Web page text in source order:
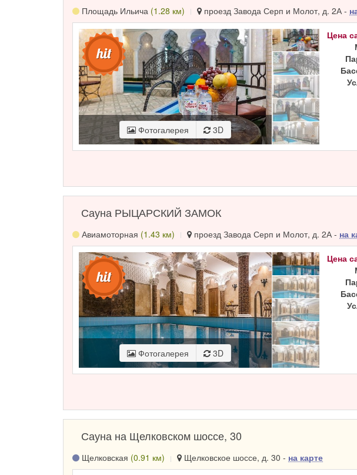
Площадь Ильича (1.28 км) проезд Завода Серп и Молот, д. 2А -
Фотогалерея 3D
Цена
Сауна РЫЦАРСКИЙ ЗАМОК
Авиамоторная (1.43 км) проезд Завода Серп и Молот, д. 2А - на
Фотогалерея 3D
Цена
Сауна на Щелковском шоссе, 30
Щелковская (0.91 км) Щелковское шоссе, д. 30 - на карте